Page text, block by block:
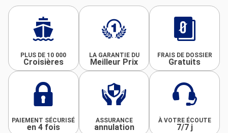
PLUS DE 10 000
Croisières
LA GARANTIE DU
Meilleur Prix
FRAIS DE DOSSIER
Gratuits
PAIEMENT SÉCURISÉ
en 4 fois
ASSURANCE
annulation
À VOTRE ÉCOUTE
7/7 j